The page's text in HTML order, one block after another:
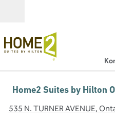
Home2 Suites by Hilton
535 N. TURNER AVENUE,